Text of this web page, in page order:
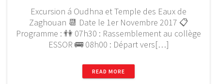
Excursion á Oudhna et Temple des Eaux de
Zaghouan 📆 Date le 1er Novembre 2017 📋
Programme : 👫 07h30 : Rassemblement au collège
ESSOR 🚌 08h00 : Départ vers[…]
READ MORE